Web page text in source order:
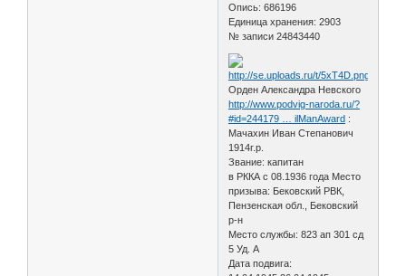
Опись: 686196
Единица хранения: 2903
№ записи 24843440
Орден Александра Невского
http://www.podvig-naroda.ru/?
#id=244179 … ilManAward :
Мачахин Иван Степанович
1914г.р.
Звание: капитан
в РККА с 08.1936 года Место
призыва: Бековский РВК,
Пензенская обл., Бековский
р-н
Место службы: 823 ап 301 сд
5 Уд. А
Дата подвига: